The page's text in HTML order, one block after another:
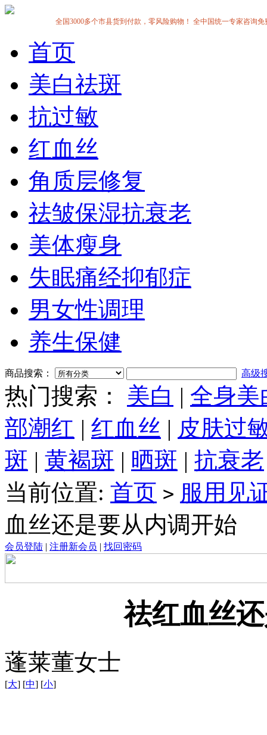
全国3000多个市县货到付款，零风险购物！ 全中国统一专家咨询免
首页
美白祛斑
抗过敏
红血丝
角质层修复
祛皱保湿抗衰老
美体瘦身
失眠痛经抑郁症
男女性调理
养生保健
商品搜索： 高级
热门搜索： 美白 | 全身美
部潮红 | 红血丝 | 皮肤过
斑 | 黄褐斑 | 晒斑 | 抗衰老
当前位置: 首页 > 服用见
血丝还是要从内调开始
会员登陆 | 注册新会员 | 找回密码
祛红血丝
蓬莱董女士
[大] [中] [小]